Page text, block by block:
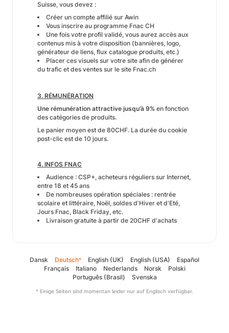
Suisse, vous devez :
Créer un compte affilié sur Awin
Vous inscrire au programme Fnac CH
Une fois votre profil validé, vous aurez accès aux
contenus mis à votre disposition (bannières, logo,
générateur de liens, flux catalogue produits, etc.)
Placer ces visuels sur votre site afin de générer
du trafic et des ventes sur le site Fnac.ch
3. RÉMUNÉRATION
Une rémunération attractive jusqu’à 9% en fonction
des catégories de produits.
Le panier moyen est de 80CHF. La durée du cookie
post-clic est de 10 jours.
4. INFOS FNAC
Audience : CSP+, acheteurs réguliers sur Internet,
entre 18 et 45 ans
De nombreuses opération spéciales : rentrée
scolaire et littéraire, Noël, soldes d'Hiver et d'Eté,
Jours Fnac, Black Friday, etc.
Livraison gratuite à partir de 20CHF d'achats
Dansk Deutsch* English (UK) English (USA)
Español
Français
Italiano Nederlands Norsk
Polski
Português (Brasil)
Svenska
* Einige Seiten sind momentan leider nur auf Englisch verfügbar.